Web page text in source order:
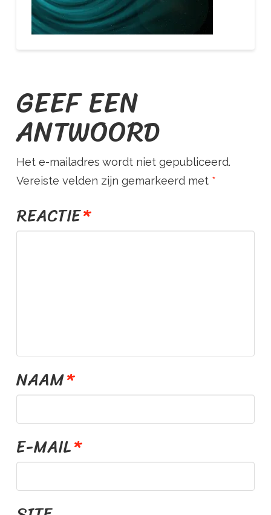
U
R
S
T
R
E
.
N
L
GEEF EEN
ANTWOORD
Het e-mailadres wordt niet gepubliceerd.
Vereiste velden zijn gemarkeerd met *
REACTIE*
NAAM*
E-MAIL*